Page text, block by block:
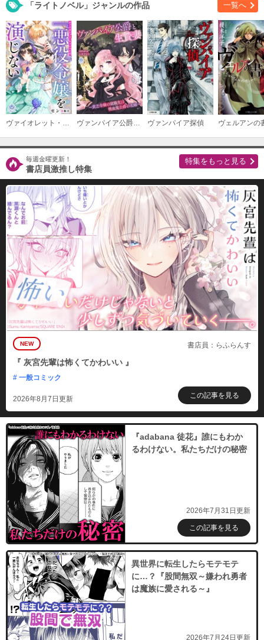
「ライトノベル」ジャンルの作品 一覧へ
ヴァンパイア探偵 ヴェルアンの
毎週金曜更新！
書店員激推し特集
特集をもっと見る
NEW 書店員：らふらんす
『 灰宮先輩は怖くてかわいい 』
# 一般コミック
2026年8月7日更新 この記事を見る
『adabana 徒花』誰にもわか
るわけない。私たちだけの秘密
2026年7月31日更新
この記事を見る
異世界に転生したらモテモテ
に…？『股間無双～嫌われ勇者
は魔族に愛される～』
2026年7月24日更新